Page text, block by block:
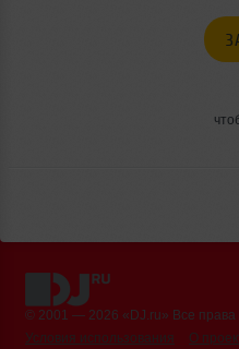
© 2001 — 2026 «DJ.ru» Все
Условия использования
О